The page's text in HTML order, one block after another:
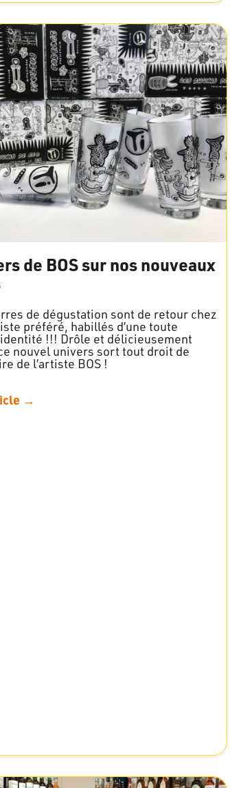
de BOS sur nos nouveaux
de dégustation sont de retour chez
préféré, habillés d’une toute
!!! Drôle et délicieusement
nouvel univers sort tout droit de
de l’artiste BOS !
→